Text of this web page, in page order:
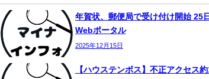
年賀状、郵便局で受け付け開始 25
Webポータル
2025年12月15日
【ハウステンボス】不正アクセス